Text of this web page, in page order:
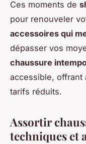
Ces moments de
pour renouveler
accessoires qui
dépasser vos
chaussure
accessible, offrant
tarifs réduits.
Assortir
techniques et